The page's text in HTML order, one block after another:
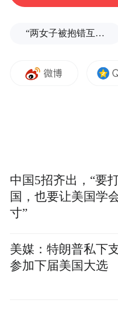
在百年工业文脉与
受青岛独特的城市
带来“穿越百廿 享
岛工业文旅标杆人
年发展历程，深
“两女子被抱错互换人生37年”一当事人沉默多日发声：我不是受益者
中国5招齐出，“要
国，也要让美国学
寸”
美媒：特朗普私下
参加下届美国大选